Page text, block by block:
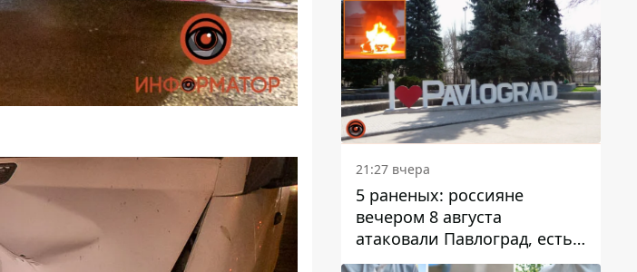
21:27 вчера
5 раненых: россияне
вечером 8 августа
атаковали Павлоград, есть
возгорание